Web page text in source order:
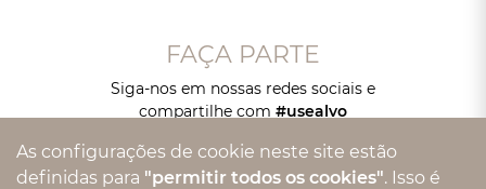
FAÇA PARTE
Siga-nos em nossas redes sociais e
compartilhe com #usealvo
As configurações de cookie neste site estão
definidas para "permitir todos os cookies". Isso é